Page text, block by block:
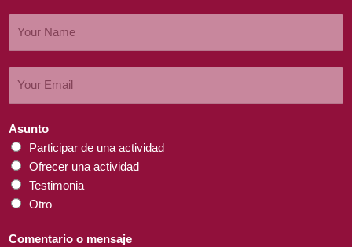
Asunto
Participar de una actividad
Ofrecer una actividad
Testimonia
Otro
Comentario o mensaje